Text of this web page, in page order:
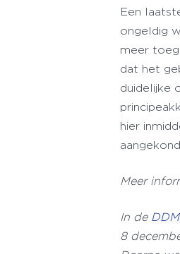
Een
ongeldig
meer
dat het
duidelijke
hier
Meer
In de
8